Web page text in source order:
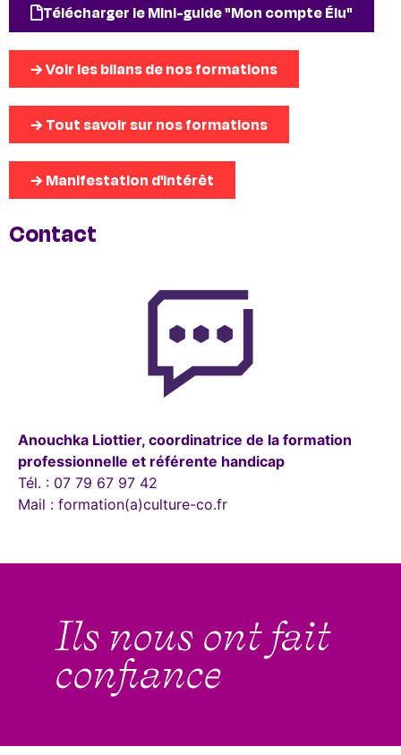
Télécharger le Mini-guide "Mon compte Élu"
→ Voir les bilans de nos formations
→ Tout savoir sur nos formations
→ Manifestation d'intérêt
Contact
Anouchka Liottier, coordinatrice de la formation
professionnelle et référente handicap
Tél. : 07 79 67 97 42
Mail : formation(a)culture-co.fr
Ils nous ont fait
confiance